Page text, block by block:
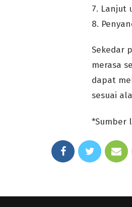
7. Lanjut
8.
Sekedar
merasa
dapat
sesuai
*Sumber